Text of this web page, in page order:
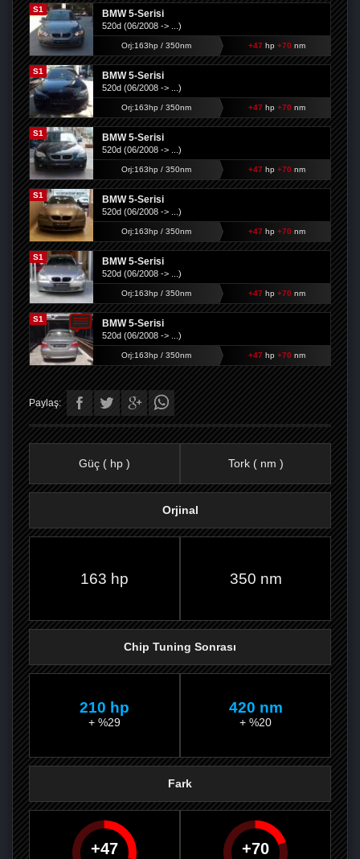
S1 BMW 5-Serisi
520d (06/2008 -> ...)
Orj:163hp / 350nm +47 hp +70 nm
S1 BMW 5-Serisi
520d (06/2008 -> ...)
Orj:163hp / 350nm +47 hp +70 nm
S1 BMW 5-Serisi
520d (06/2008 -> ...)
Orj:163hp / 350nm +47 hp +70 nm
S1 BMW 5-Serisi
520d (06/2008 -> ...)
Orj:163hp / 350nm +47 hp +70 nm
S1 BMW 5-Serisi
520d (06/2008 -> ...)
Orj:163hp / 350nm +47 hp +70 nm
S1 BMW 5-Serisi
520d (06/2008 -> ...)
Orj:163hp / 350nm +47 hp +70 nm
Paylaş:
Güç ( hp ) Tork ( nm )
Orjinal
163 hp 350 nm
Chip Tuning Sonrası
210 hp
+ %29
420 nm
+ %20
Fark
47 70